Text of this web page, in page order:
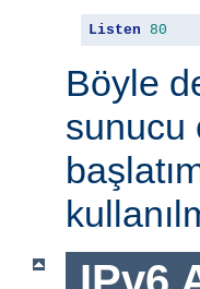
Listen 80
Böyle
sunucu